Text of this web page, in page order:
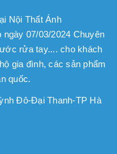
Nội Thất Ánh
07/03/2024 Chuyên
rửa tay.... cho khách
gia đình, các sản phẩm
quốc.
Đô-Đại Thanh-TP Hà